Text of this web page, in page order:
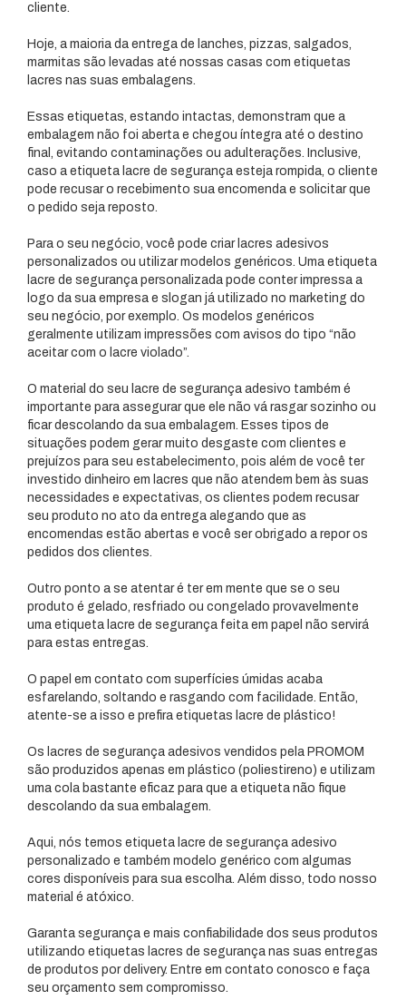
cliente.
Hoje, a maioria da entrega de lanches, pizzas, salgados,
marmitas são levadas até nossas casas com etiquetas
lacres nas suas embalagens.
Essas etiquetas, estando intactas, demonstram que a
embalagem não foi aberta e chegou íntegra até o destino
final, evitando contaminações ou adulterações. Inclusive,
caso a etiqueta lacre de segurança esteja rompida, o cliente
pode recusar o recebimento sua encomenda e solicitar que
o pedido seja reposto.
Para o seu negócio, você pode criar lacres adesivos
personalizados ou utilizar modelos genéricos. Uma etiqueta
lacre de segurança personalizada pode conter impressa a
logo da sua empresa e slogan já utilizado no marketing do
seu negócio, por exemplo. Os modelos genéricos
geralmente utilizam impressões com avisos do tipo “não
aceitar com o lacre violado”.
O material do seu lacre de segurança adesivo também é
importante para assegurar que ele não vá rasgar sozinho ou
ficar descolando da sua embalagem. Esses tipos de
situações podem gerar muito desgaste com clientes e
prejuízos para seu estabelecimento, pois além de você ter
investido dinheiro em lacres que não atendem bem às suas
necessidades e expectativas, os clientes podem recusar
seu produto no ato da entrega alegando que as
encomendas estão abertas e você ser obrigado a repor os
pedidos dos clientes.
Outro ponto a se atentar é ter em mente que se o seu
produto é gelado, resfriado ou congelado provavelmente
uma etiqueta lacre de segurança feita em papel não servirá
para estas entregas.
O papel em contato com superfícies úmidas acaba
esfarelando, soltando e rasgando com facilidade. Então,
atente-se a isso e prefira etiquetas lacre de plástico!
Os lacres de segurança adesivos vendidos pela PROMOM
são produzidos apenas em plástico (poliestireno) e utilizam
uma cola bastante eficaz para que a etiqueta não fique
descolando da sua embalagem.
Aqui, nós temos etiqueta lacre de segurança adesivo
personalizado e também modelo genérico com algumas
cores disponíveis para sua escolha. Além disso, todo nosso
material é atóxico.
Garanta segurança e mais confiabilidade dos seus produtos
utilizando etiquetas lacres de segurança nas suas entregas
de produtos por delivery. Entre em contato conosco e faça
seu orçamento sem compromisso.